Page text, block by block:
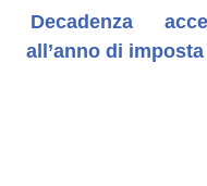
Decadenza
all’anno di imposta